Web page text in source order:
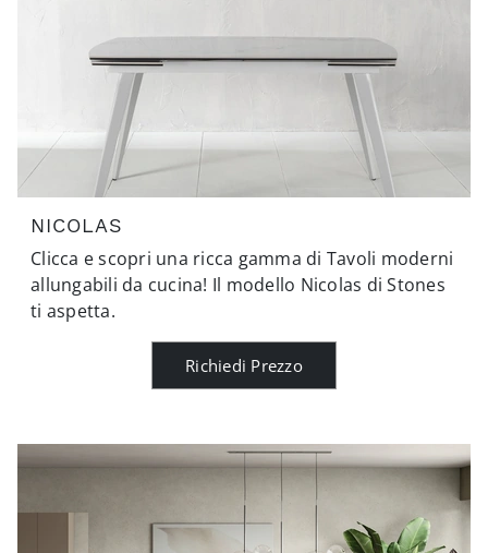
NICOLAS
Clicca e scopri una ricca gamma di Tavoli moderni
allungabili da cucina! Il modello Nicolas di Stones
ti aspetta.
Richiedi Prezzo